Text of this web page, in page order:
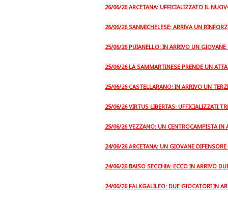
26/06/26 ARCETANA: UFFICIALIZZATO IL
26/06/26 SANMICHELESE: ARRIVA UN
25/06/26 PUIANELLO: IN ARRIVO UN GIOVANE
25/06/26 LA SAMMARTINESE PRENDE UN
25/06/26 CASTELLARANO: IN ARRIVO UN
25/06/26 VIRTUS LIBERTAS: UFFICIALIZZATI
25/06/26 VEZZANO: UN CENTROCAMPISTA IN
24/06/26 ARCETANA: UN GIOVANE
24/06/26 BAISO SECCHIA: ECCO IN ARRIVO
24/06/26 FALKGALILEO: DUE GIOCATORI IN